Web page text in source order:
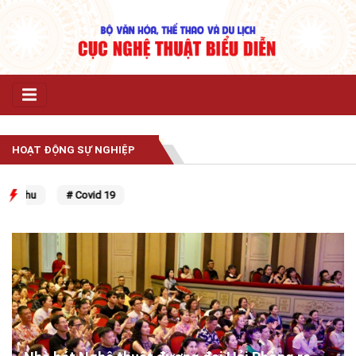
HOẠT ĐỘNG SỰ NGHIỆP
thu # Covid 19